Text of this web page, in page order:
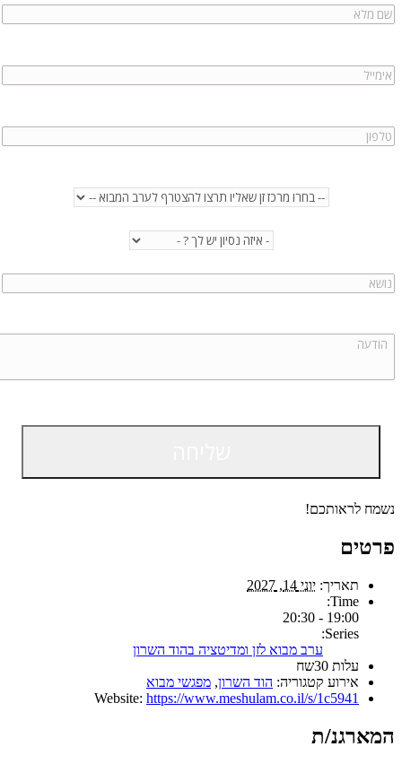
נשמח לראותכם!
פרטים
תאריך: יוני 14, 2027
Time:
19:00 - 20:30
Series:
ערב מבוא לזן ומדיטציה בהוד השרון
עלות 30שח
אירוע קטגוריה: הוד השרון, מפגשי מבוא
Website: https://www.meshulam.co.il/s/1c5941
המארגנ/ת